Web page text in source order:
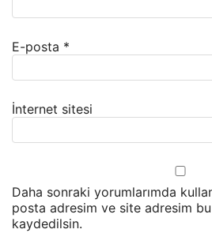
E-posta *
İnternet sitesi
Daha sonraki yorumlarımda
posta adresim ve site adresim bu
kaydedilsin.